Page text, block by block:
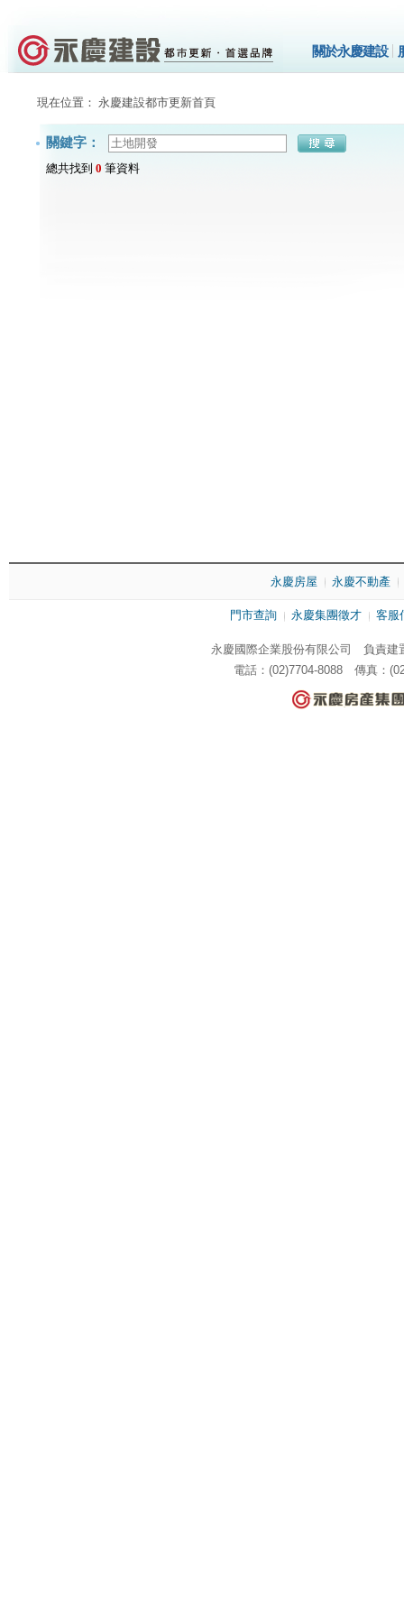
關於永慶建設
現在位置： 永慶建設都市更新首頁
關鍵字：
總共找到 0 筆資料
永慶房屋 永慶不動產
門市查詢 永慶集團徵才 客服
永慶國際企業股份有限公司 負責建
電話：(02)7704-8088 傳真：